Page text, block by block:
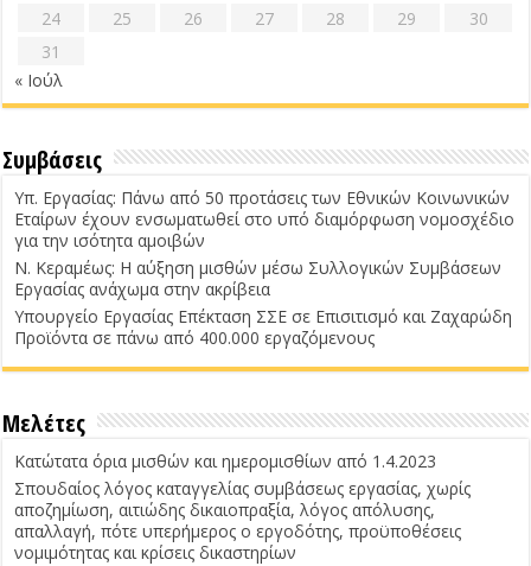
24
25 26 27 28 29
30
31
« Ιούλ
Συμβάσεις
Υπ. Εργασίας: Πάνω από 50 προτάσεις των Εθνικών Κοινωνικών
Εταίρων έχουν ενσωματωθεί στο υπό διαμόρφωση νομοσχέδιο
για την ισότητα αμοιβών
Ν. Κεραμέως: Η αύξηση μισθών μέσω Συλλογικών Συμβάσεων
Εργασίας ανάχωμα στην ακρίβεια
Υπουργείο Εργασίας Επέκταση ΣΣΕ σε Επισιτισμό και Ζαχαρώδη
Προϊόντα σε πάνω από 400.000 εργαζόμενους
Μελέτες
Κατώτατα όρια μισθών και ημερομισθίων από 1.4.2023
Σπουδαίος λόγος καταγγελίας συμβάσεως εργασίας, χωρίς
αποζημίωση, αιτιώδης δικαιοπραξία, λόγος απόλυσης,
απαλλαγή, πότε υπερήμερος ο εργοδότης, προϋποθέσεις
νομιμότητας και κρίσεις δικαστηρίων